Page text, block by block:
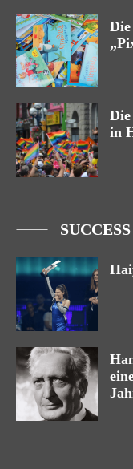
Die
in